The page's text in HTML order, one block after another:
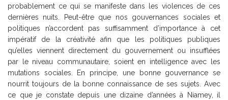
probablement ce qui se manifeste dans les violences de ces
dernières nuits. Peut-être que nos gouvernances sociales et
politiques n’accordent pas suffisamment d’importance à cet
impératif de la créativité afin que les politiques publiques
qu’elles viennent directement du gouvernement ou insufflées
par le niveau communautaire, soient en intelligence avec les
mutations sociales. En principe, une bonne gouvernance se
nourrit toujours de la bonne connaissance de ses sujets. Avec
ce que je constate depuis une dizaine d’années à Niamey, il